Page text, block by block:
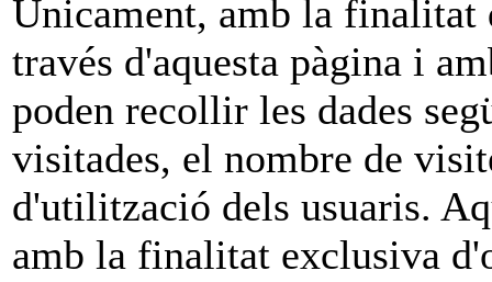
Únicament, amb la
través d'aquesta pàgina i
poden recollir les dades
visitades, el nombre de
d'utilització dels usuaris.
amb la finalitat exclusiva